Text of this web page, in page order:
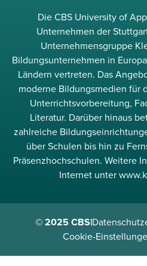
Die CBS University of
Unternehmen der
Unternehmensgruppe
Bildungsunternehmen in
Ländern vertreten. Das
moderne Bildungsmedien für
Unterrichtsvorbereitung,
Literatur. Darüber hinaus
zahlreiche
über Schulen bis hin zu
Präsenzhochschulen. Weitere
Internet unter
© 2025 CBS|
Cookie-